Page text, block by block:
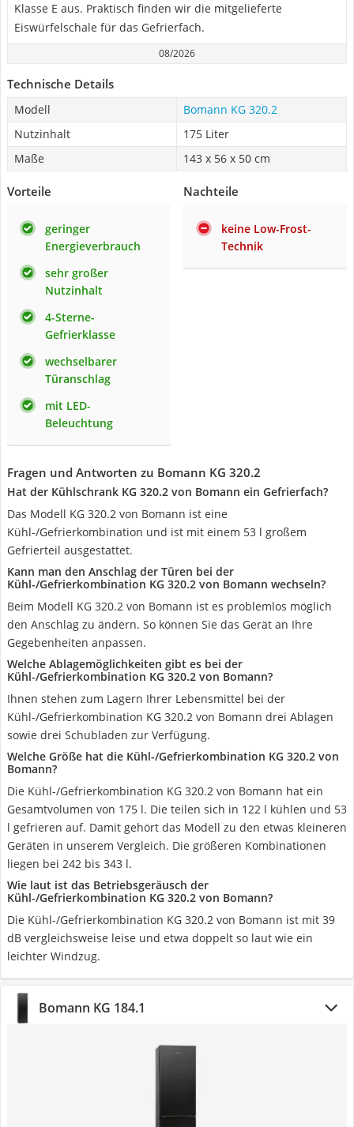
Klasse E aus. Praktisch finden wir die mitgelieferte
Eiswürfelschale für das Gefrierfach.
08/2026
Technische Details
Modell
Bomann KG 320.2
Nutzinhalt
175 Liter
Maße
143 x 56 x 50 cm
Vorteile
geringer
Energieverbrauch
sehr großer
Nutzinhalt
4-Sterne-
Gefrierklasse
wechselbarer
Türanschlag
mit LED-
Beleuchtung
Nachteile
keine Low-Frost-
Technik
Fragen und Antworten zu Bomann KG 320.2
Hat der Kühlschrank KG 320.2 von Bomann ein Gefrierfach?
Das Modell KG 320.2 von Bomann ist eine
Kühl-/Gefrierkombination und ist mit einem 53 l großem
Gefrierteil ausgestattet.
Kann man den Anschlag der Türen bei der
Kühl-/Gefrierkombination KG 320.2 von Bomann wechseln?
Beim Modell KG 320.2 von Bomann ist es problemlos möglich
den Anschlag zu ändern. So können Sie das Gerät an Ihre
Gegebenheiten anpassen.
Welche Ablagemöglichkeiten gibt es bei der
Kühl-/Gefrierkombination KG 320.2 von Bomann?
Ihnen stehen zum Lagern Ihrer Lebensmittel bei der
Kühl-/Gefrierkombination KG 320.2 von Bomann drei Ablagen
sowie drei Schubladen zur Verfügung.
Welche Größe hat die Kühl-/Gefrierkombination KG 320.2 von
Bomann?
Die Kühl-/Gefrierkombination KG 320.2 von Bomann hat ein
Gesamtvolumen von 175 l. Die teilen sich in 122 l kühlen und 53
l gefrieren auf. Damit gehört das Modell zu den etwas kleineren
Geräten in unserem Vergleich. Die größeren Kombinationen
liegen bei 242 bis 343 l.
Wie laut ist das Betriebsgeräusch der
Kühl-/Gefrierkombination KG 320.2 von Bomann?
Die Kühl-/Gefrierkombination KG 320.2 von Bomann ist mit 39
dB vergleichsweise leise und etwa doppelt so laut wie ein
leichter Windzug.
Bomann KG 184.1